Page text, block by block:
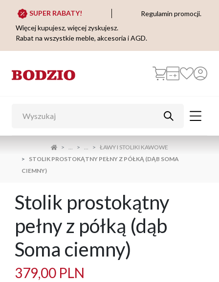
SUPER RABATY!
Regulamin promocji.
Więcej kupujesz, więcej zyskujesz.
Rabat na wszystkie meble, akcesoria i AGD.
... ...
ŁAWY I STOLIKI KAWOWE
STOLIK PROSTOKĄTNY PEŁNY Z PÓŁKĄ (DĄB SOMA
CIEMNY)
Stolik prostokątny
pełny z półką (dąb
Soma ciemny)
379,00 PLN